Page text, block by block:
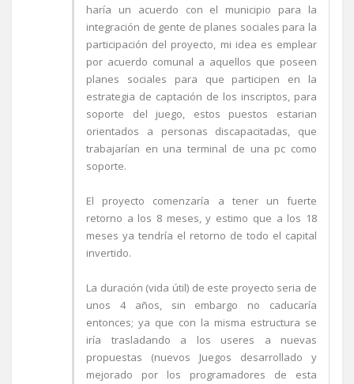
haría un acuerdo con el municipio para la
integración de gente de planes sociales para la
participación del proyecto, mi idea es emplear
por acuerdo comunal a aquellos que poseen
planes sociales para que participen en la
estrategia de captación de los inscriptos, para
soporte del juego, estos puestos estarian
orientados a personas discapacitadas, que
trabajarían en una terminal de una pc como
soporte.
El proyecto comenzaría a tener un fuerte
retorno a los 8 meses, y estimo que a los 18
meses ya tendría el retorno de todo el capital
invertido.
La duración (vida útil) de este proyecto seria de
unos 4 años, sin embargo no caducaría
entonces; ya que con la misma estructura se
iría trasladando a los useres a nuevas
propuestas (nuevos Juegos desarrollado y
mejorado por los programadores de esta